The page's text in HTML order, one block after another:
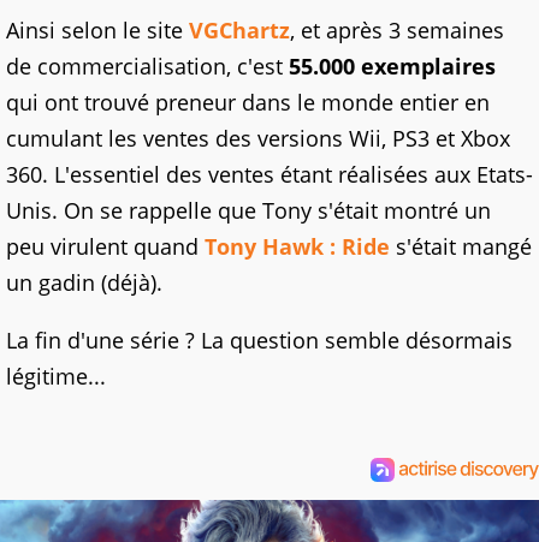
Ainsi selon le site VGChartz, et après 3 semaines
de commercialisation, c'est 55.000 exemplaires
qui ont trouvé preneur dans le monde entier en
cumulant les ventes des versions Wii, PS3 et Xbox
360. L'essentiel des ventes étant réalisées aux Etats-
Unis. On se rappelle que Tony s'était montré un
peu virulent quand Tony Hawk : Ride s'était mangé
un gadin (déjà).
La fin d'une série ? La question semble désormais
légitime...